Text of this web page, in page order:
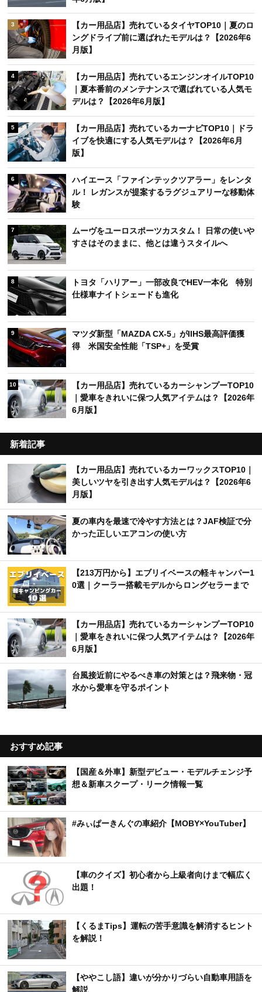
3
【カー用品店】売れているタイヤTOP10｜夏のロ
ングドライブ前に選ばれたモデルは？【2026年6
月版】
4
【カー用品店】売れているエンジンオイルTOP10
｜夏本番前のメンテナンスで選ばれている人気モ
デルは？【2026年6月版】
5
【カー用品店】売れているカーナビTOP10｜ドラ
イブを快適にする人気モデルは？【2026年6月
版】
6
ハイエース「ファインテックツアラー」をレンタ
ル！ レガンスが提案するラグジュアリーな移動体
験
7
ムーヴをユーロスポーツカスタム！ 日常の使いや
すさはそのままに、他とは違うスタイルへ
8
トヨタ「ハリアー」一部改良でHEV一本化 特別
仕様車ナイトシェードも進化
9
マツダ新型「MAZDA CX-5」がIIHS最高評価獲
得 米国安全性能「TSP+」を受賞
10
【カー用品店】売れているカーシャンプーTOP10
｜愛車をきれいに保つ人気アイテムは？【2026年
6月版】
新着記事
【カー用品店】売れているカーワックスTOP10｜
美しいツヤを引き出す人気モデルは？【2026年6
月版】
夏の車内を最速で冷やす方法とは？JAF検証で分
かった正しいエアコンの使い方
【213万円から】エブリイベースの軽キャンパー1
0選｜クーラー搭載モデルからロングセラーまで
【カー用品店】売れているカーシャンプーTOP10
｜愛車をきれいに保つ人気アイテムは？【2026年
6月版】
台風接近前にやるべき車の対策とは？飛来物・冠
水から愛車を守るポイント
おすすめ記事
【国産＆外車】新型デビュー・モデルチェンジ予
想＆新車スクープ・リーク情報一覧
#みぃぱーきんぐの車紹介【MOBY×YouTuber】
【車のクイズ】初心者から上級者向けまで幅広く
出題！
【くるまTips】運転の苦手意識を解消するヒント
を解説！
【ややこし語】違いが分かりづらい自動車用語を
解説